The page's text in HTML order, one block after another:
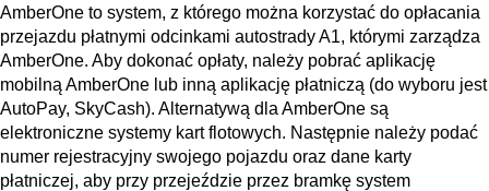
AmberOne to system, z którego można korzystać do opłacania
przejazdu płatnymi odcinkami autostrady A1, którymi zarządza
AmberOne. Aby dokonać opłaty, należy pobrać aplikację
mobilną AmberOne lub inną aplikację płatniczą (do wyboru jest
AutoPay, SkyCash). Alternatywą dla AmberOne są
elektroniczne systemy kart flotowych. Następnie należy podać
numer rejestracyjny swojego pojazdu oraz dane karty
płatniczej, aby przy przejeździe przez bramkę system